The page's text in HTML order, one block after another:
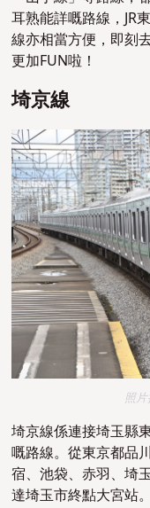
耳熟能詳嘅路線，JR
線亦相當方便，即刻
更加FUN啦！
埼京線
照
埼京線係連接埼玉縣
嘅路線。從東京都品
宿、池袋、赤羽、埼
達埼玉市終點大宮站。